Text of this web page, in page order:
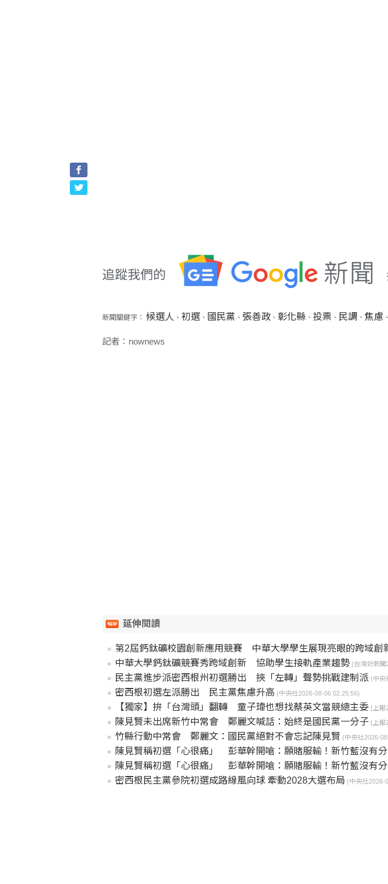
新聞關鍵字： 候選人 、 初選、 國民黨 、 張善政 、 彰化縣、 投票、 民調 、 焦慮 、
記者：nownews
延伸閱讀
第2屆鈣鈦礦校園創新應用競賽 中華大學學生展現亮眼的跨域創
中華大學鈣鈦礦競賽秀跨域創新 協助學生接軌產業趨勢 (台灣好新聞
民主黨進步派密西根州初選勝出 挾「左轉」聲勢挑戰建制派 (中央
密西根初選左派勝出 民主黨焦慮升高 (中央社2026-08-06 02:25:56)
【獨家】拚「台灣頭」翻轉 童子瑋也想找蔡英文當競總主委 (上報
陳見賢未出席新竹中常會 鄭麗文喊話：始終是國民黨一分子 (上報
竹縣行動中常會 鄭麗文：國民黨絕對不會忘記陳見賢 (中央社2026-
陳見賢稱初選「心很痛」 彭華幹開嗆：願賭服輸！新竹藍沒有
陳見賢稱初選「心很痛」 彭華幹開嗆：願賭服輸！新竹藍沒有
密西根民主黨參院初選成路線風向球 牽動2028大選布局 (中央社2026-